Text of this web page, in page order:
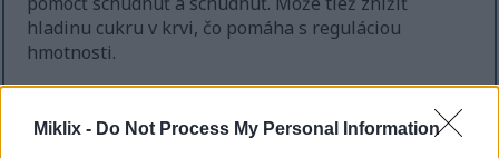
Miklix - Do Not Process My Personal Information
hladinu cukru v krvi, čo pomáha s reguláciou
hmotnosti.
Pridanie kimči do jedál im dodáva lepšiu chuť. Tiež
dodáva dôležité živiny bez pridaných kalórií. Vďaka
tomu je dobrou voľbou pre tých, ktorí chcú jesť